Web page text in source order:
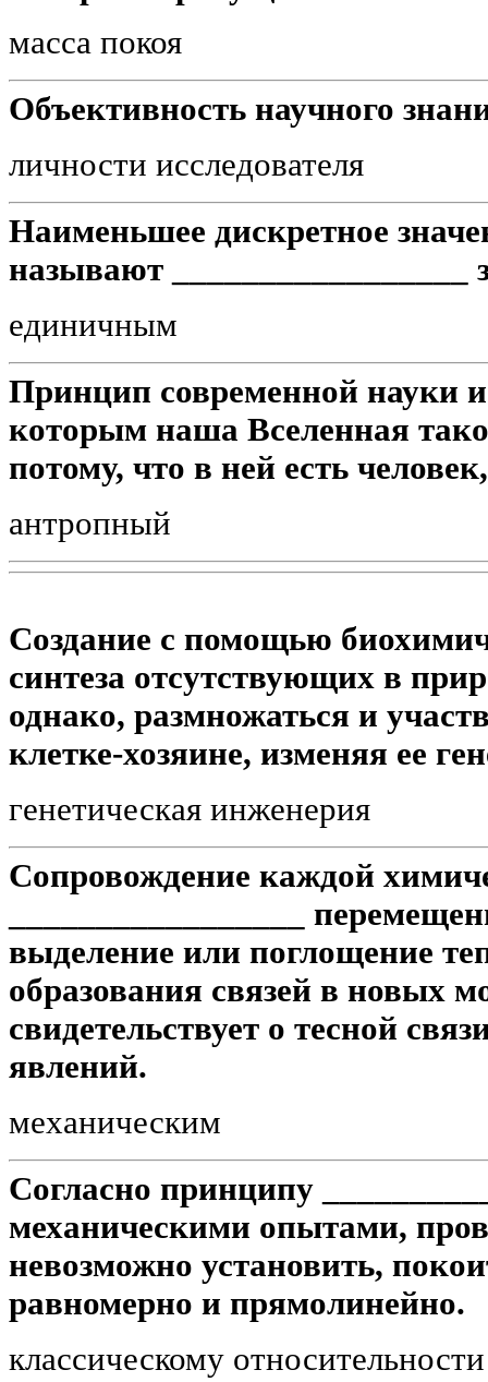
масса покоя
Объективность научного
личности исследователя
Наименьшее дискретное
называют _________________
единичным
Принцип современной науки
которым наша Вселенная
потому, что в ней есть
антропный
Создание с помощью
синтеза отсутствующих в
однако, размножаться и
клетке-хозяине, изменяя ее
генетическая инженерия
Сопровождение каждой
_________________
выделение или поглощение
образования связей в новых
свидетельствует о тесной
явлений.
механическим
Согласно принципу
механическими опытами,
невозможно установить,
равномерно и прямолинейно.
классическому относительности